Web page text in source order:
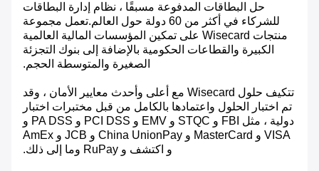
حل البطاقات المدفوعة مسبقًا ، نظام إدارة البطاقات
للشركاء في أكثر من 60 دولة حول العالم.تعمل مجموعة
منتجات Wisecard على تمكين المؤسسات المالية العالمية
الكبيرة والقطاعات الحكومية بالإضافة إلى بنوك التجزئة
الصغيرة والمتوسطة الحجم.
تتكيف حلول Wisecard مع أعلى وأحدث معايير الأمان ، وقد
تم اختبار الحلول واعتمادها بالكامل من قبل مختبرات اختبار
دولية ، مثل FBI و STQC و EMV و PCI DSS و PA DSS و
VISA و MasterCard و China UnionPay و JCB و AmEx
و اكتشف و RuPay وما إلى ذلك.